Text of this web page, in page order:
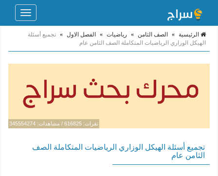
Toggle
الرئيسية » الصف الثامن » رياضيات » الفصل الاول » تجميع أسئلة
الهيكل الوزاري الرياضيات المتكاملة الصف الثامن عام
نقرات: 616825 / مشاهدات: 345554274
تجميع أسئلة الهيكل الوزاري الرياضيات المتكاملة الصف
الثامن عام